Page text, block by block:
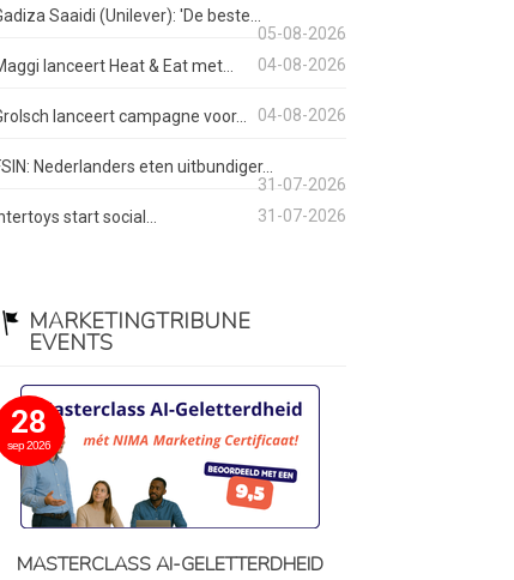
Saaidi (Unilever): 'De beste...
05-08-2026
lanceert Heat & Eat met...
04-08-2026
lanceert campagne voor... 04-08-2026
Nederlanders eten uitbundiger...
31-07-2026
start social...
31-07-2026
MARKETINGTRIBUNE
EVENTS
28
sep 2026
MASTERCLASS AI-GELETTERDHEID